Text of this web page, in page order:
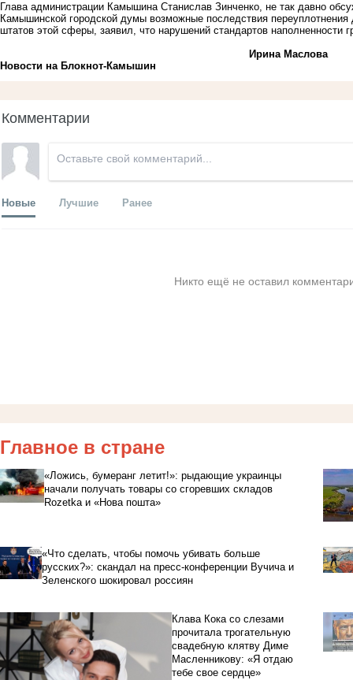
Глава администрации Камышина Станислав Зинченко, не так давно
Камышинской городской думы возможные последствия переуплотнения
штатов этой сферы, заявил, что нарушений стандартов
Ирина Маслова
Новости на Блoкнoт-Камышин
Комментарии
Новые Лучшие Ранее
Никто ещё не оставил
Главное в стране
«Ложись, бумеранг летит!»: рыдающие украинцы
начали получать товары со сгоревших складов
Rozetka и «Нова пошта»
«Что сделать, чтобы помочь убивать больше
русских?»: скандал на пресс-конференции Вучича и
Зеленского шокировал россиян
Клава Кока со слезами
прочитала трогательную
свадебную клятву Диме
Масленникову: «Я отдаю
тебе свое сердце»